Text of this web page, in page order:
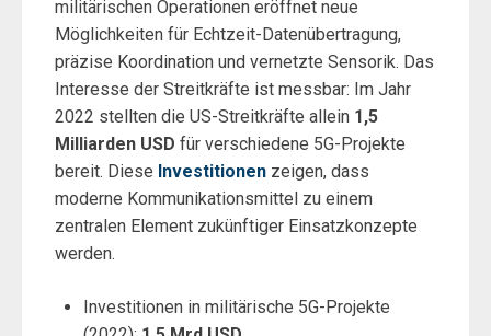
militärischen Operationen eröffnet neue
Möglichkeiten für Echtzeit-Datenübertragung,
präzise Koordination und vernetzte Sensorik. Das
Interesse der Streitkräfte ist messbar: Im Jahr
2022 stellten die US-Streitkräfte allein 1,5
Milliarden USD für verschiedene 5G-Projekte
bereit. Diese Investitionen zeigen, dass
moderne Kommunikationsmittel zu einem
zentralen Element zukünftiger Einsatzkonzepte
werden.
Investitionen in militärische 5G-Projekte